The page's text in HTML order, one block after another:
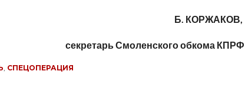
Б. КОРЖАКОВ,
секретарь Смоленского обкома КПРФ
, СПЕЦОПЕРАЦИЯ